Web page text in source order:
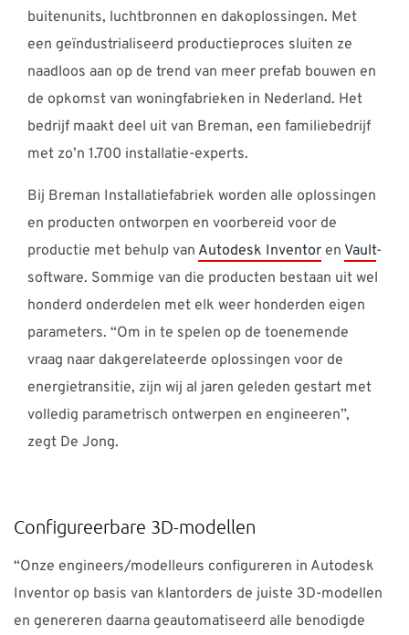
buitenunits, luchtbronnen en dakoplossingen. Met
een geïndustrialiseerd productieproces sluiten ze
naadloos aan op de trend van meer prefab bouwen en
de opkomst van woningfabrieken in Nederland. Het
bedrijf maakt deel uit van Breman, een familiebedrijf
met zo’n 1.700 installatie-experts.
Bij Breman Installatiefabriek worden alle oplossingen
en producten ontworpen en voorbereid voor de
productie met behulp van Autodesk Inventor en Vault-
software. Sommige van die producten bestaan uit wel
honderd onderdelen met elk weer honderden eigen
parameters. “Om in te spelen op de toenemende
vraag naar dakgerelateerde oplossingen voor de
energietransitie, zijn wij al jaren geleden gestart met
volledig parametrisch ontwerpen en engineeren”,
zegt De Jong.
Configureerbare 3D-modellen
“Onze engineers/modelleurs configureren in Autodesk
Inventor op basis van klantorders de juiste 3D-modellen
en genereren daarna geautomatiseerd alle benodigde